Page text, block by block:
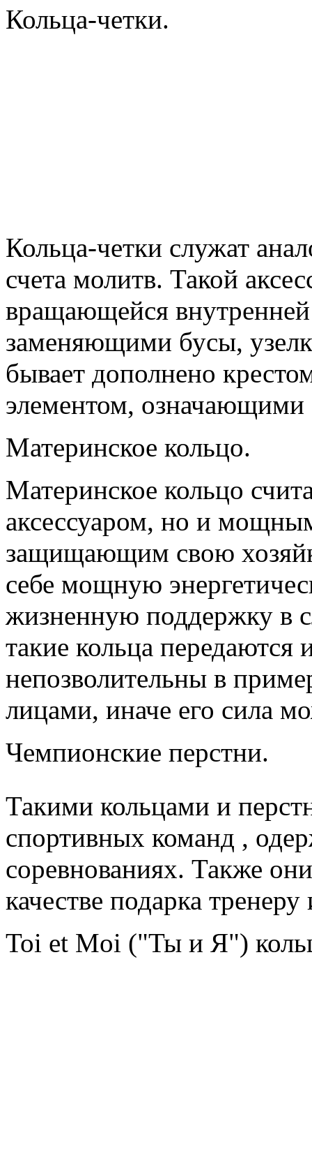
Кольца-четки.
Кольца-четки служат
счета молитв. Такой
вращающейся
заменяющими бусы,
бывает дополнено
элементом, означающими
Материнское кольцо.
Материнское кольцо
аксессуаром, но и
защищающим свою
себе мощную
жизненную поддержку в
такие кольца передаются
непозволительны в
лицами, иначе его сила
Чемпионские перстни.
Такими кольцами и
спортивных команд ,
соревнованиях. Также
качестве подарка
Toi et Moi ("Ты и Я")